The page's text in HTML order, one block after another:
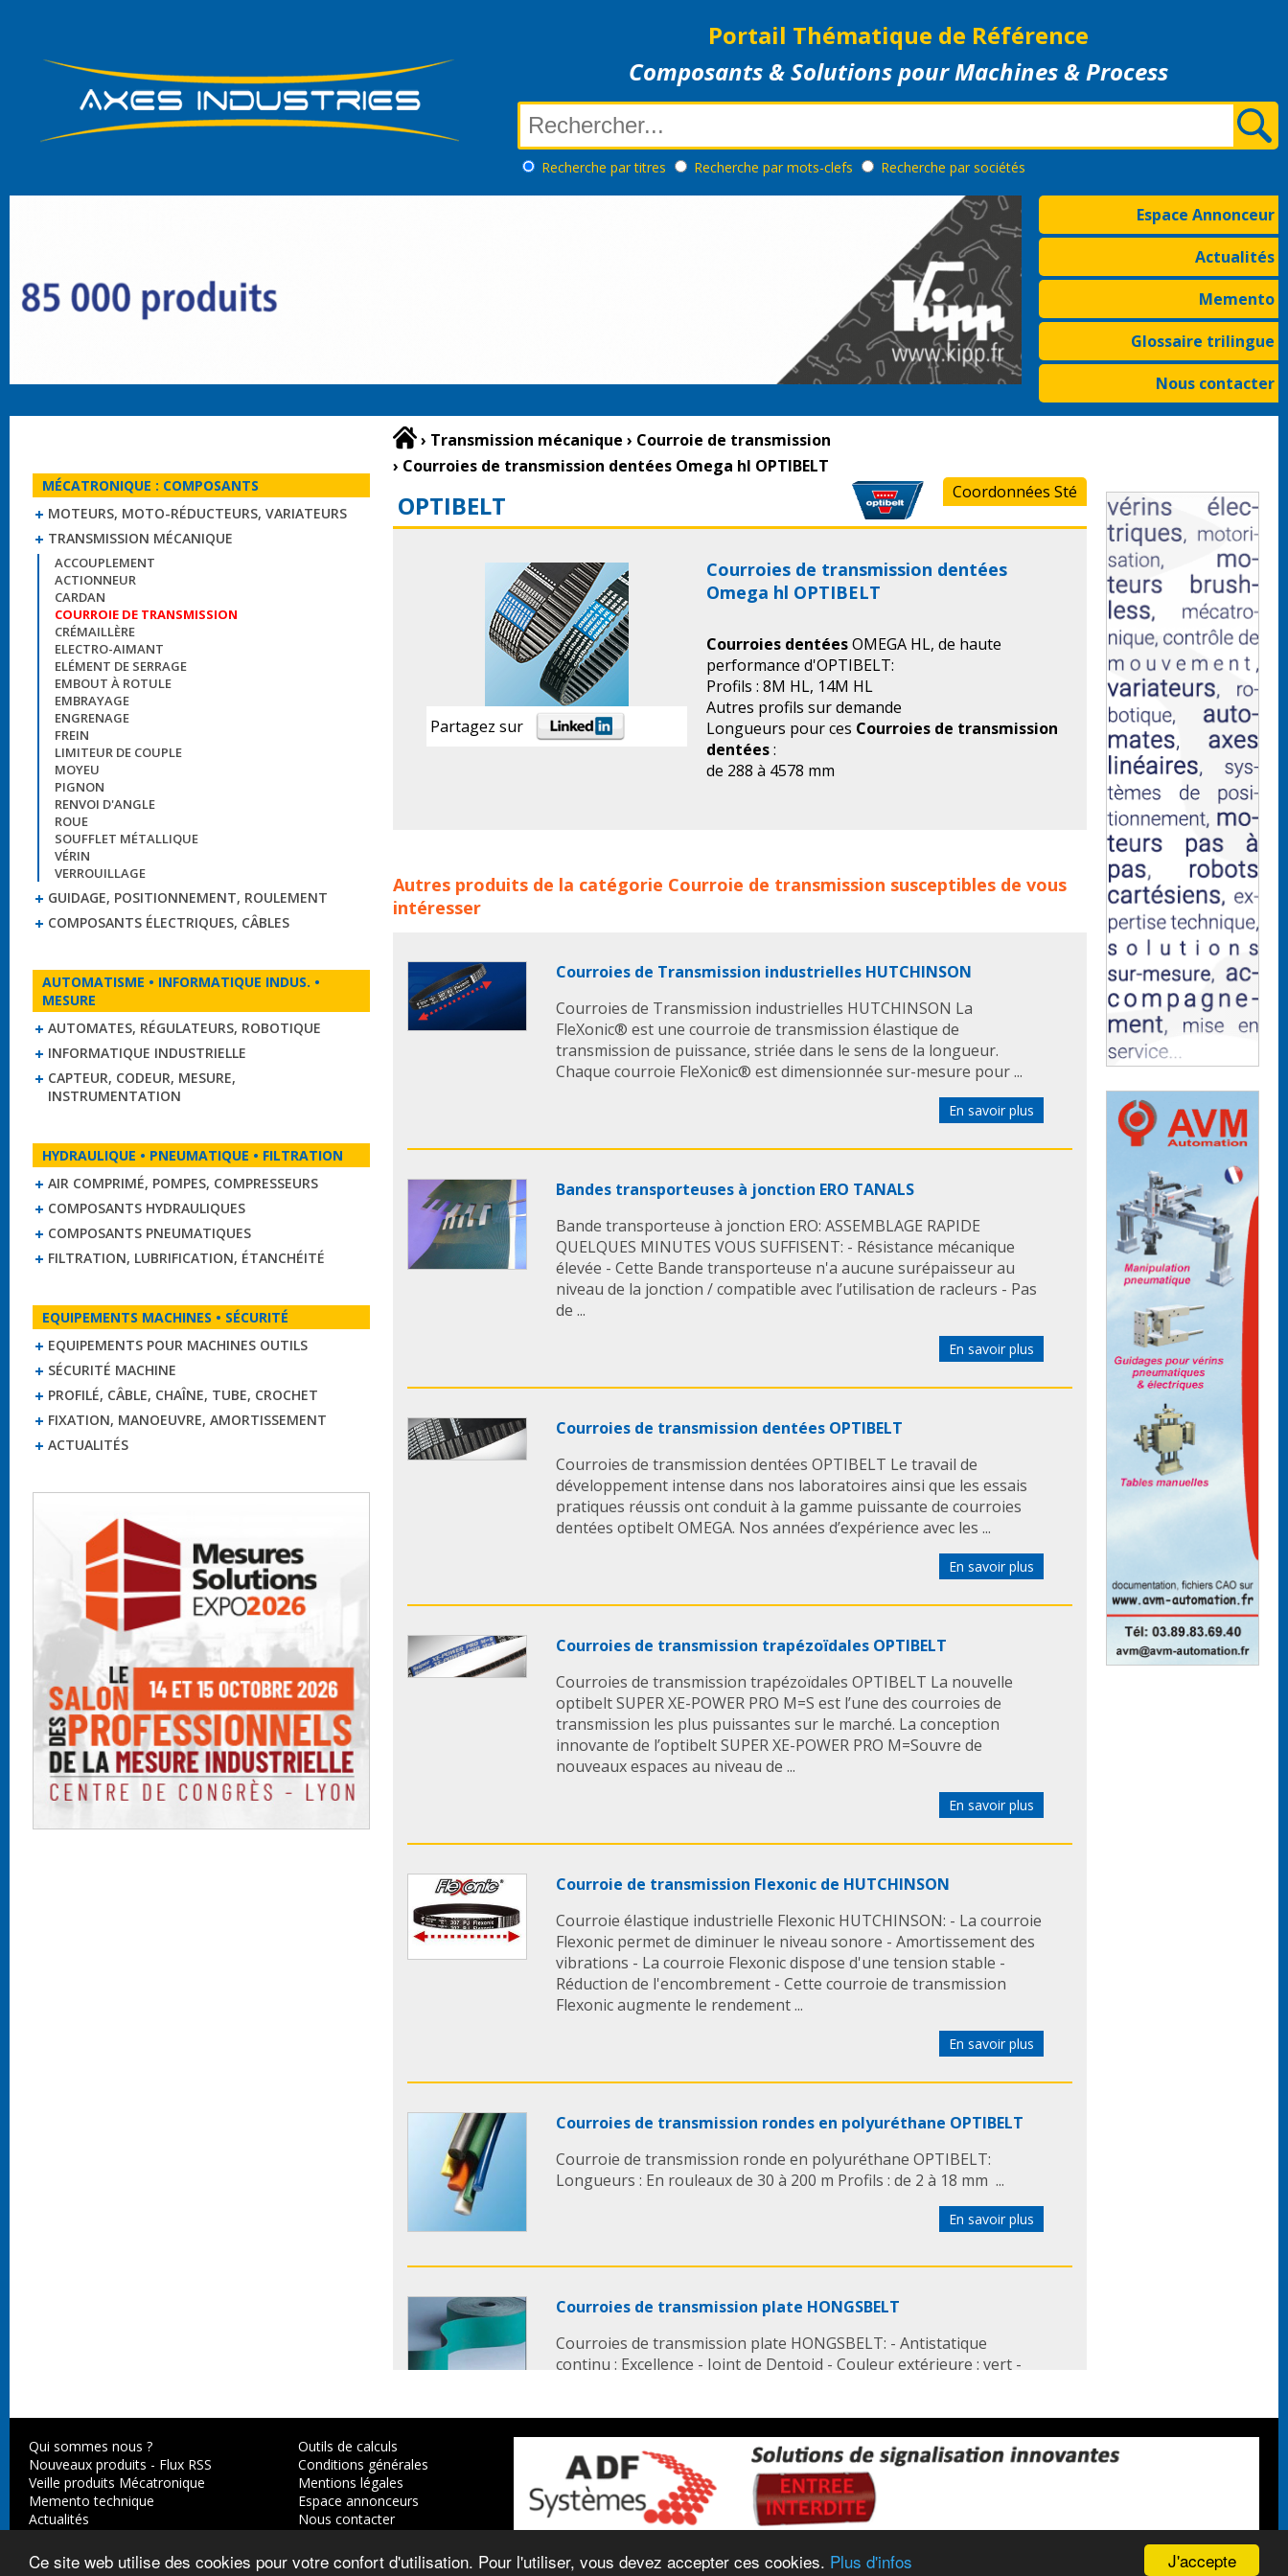
J'accepte
Ce site web utilise des cookies pour votre confort d'utilisation. Pour l'utiliser, vous devez accepter ces cookies. Plus d'infos
Portail Thématique de Référence
Composants & Solutions pour Machines & Process
Recherche par titres Recherche par mots-clefs Recherche par sociétés
Espace Annonceur
Actualités
Memento
Glossaire trilingue
Nous contacter
MÉCATRONIQUE : COMPOSANTS
MOTEURS, MOTO-RÉDUCTEURS, VARIATEURS
TRANSMISSION MÉCANIQUE
ACCOUPLEMENT
ACTIONNEUR
CARDAN
COURROIE DE TRANSMISSION
CRÉMAILLÈRE
ELECTRO-AIMANT
ELÉMENT DE SERRAGE
EMBOUT À ROTULE
EMBRAYAGE
ENGRENAGE
FREIN
LIMITEUR DE COUPLE
MOYEU
PIGNON
RENVOI D'ANGLE
ROUE
SOUFFLET MÉTALLIQUE
VÉRIN
VERROUILLAGE
GUIDAGE, POSITIONNEMENT, ROULEMENT
COMPOSANTS ÉLECTRIQUES, CÂBLES
AUTOMATISME • INFORMATIQUE INDUS. •
MESURE
AUTOMATES, RÉGULATEURS, ROBOTIQUE
INFORMATIQUE INDUSTRIELLE
CAPTEUR, CODEUR, MESURE,
INSTRUMENTATION
HYDRAULIQUE • PNEUMATIQUE • FILTRATION
AIR COMPRIMÉ, POMPES, COMPRESSEURS
COMPOSANTS HYDRAULIQUES
COMPOSANTS PNEUMATIQUES
FILTRATION, LUBRIFICATION, ÉTANCHÉITÉ
EQUIPEMENTS MACHINES • SÉCURITÉ
EQUIPEMENTS POUR MACHINES OUTILS
SÉCURITÉ MACHINE
PROFILÉ, CÂBLE, CHAÎNE, TUBE, CROCHET
FIXATION, MANOEUVRE, AMORTISSEMENT
ACTUALITÉS
› Transmission mécanique › Courroie de transmission
› Courroies de transmission dentées Omega hl OPTIBELT
OPTIBELT Coordonnées Sté
Partagez sur
Courroies de transmission dentées
Omega hl OPTIBELT
Courroies dentéesOMEGA HL, de haute
performance d'OPTIBELT:
Profils : 8M HL, 14M HL
Autres profils sur demande
Longueurs pour ces Courroies de transmission
dentées:
de 288 à 4578 mm
OPTIBELT courroiecourroie industrielcourroie industrielle courroies industrielles courroie
de transmission
Autres produits de la catégorie Courroie de transmission susceptibles de vous
intéresser
Courroies de Transmission industrielles HUTCHINSON
Courroies de Transmission industrielles HUTCHINSON La
FleXonic ® est une courroie de transmission élastique de
transmission de puissance, striée dans le sens de la longueur.
Chaque courroie FleXonic ® est dimensionnée sur-mesure pour ...
En savoir plus
Bandes transporteuses à jonction ERO TANALS
Bande transporteuse à jonction ERO: ASSEMBLAGE RAPIDE
QUELQUES MINUTES VOUS SUFFISENT: - Résistance mécanique
élevée - Cette Bande transporteuse n'a aucune surépaisseur au
niveau de la jonction / compatible avec l’utilisation de racleurs - Pas
de ...
En savoir plus
Courroies de transmission dentées OPTIBELT
Courroies de transmission dentées OPTIBELT Le travail de
développement intense dans nos laboratoires ainsi que les essais
pratiques réussis ont conduit à la gamme puissante de courroies
dentées optibelt OMEGA. Nos années d’expérience avec les ...
En savoir plus
Courroies de transmission trapézoïdales OPTIBELT
Courroies de transmission trapézoïdales OPTIBELT La nouvelle
optibelt SUPER XE-POWER PRO M=S est l’une des courroies de
transmission les plus puissantes sur le marché. La conception
innovante de l’optibelt SUPER XE-POWER PRO M=Souvre de
nouveaux espaces au niveau de ...
En savoir plus
Courroie de transmission Flexonic de HUTCHINSON
Courroie élastique industrielle Flexonic HUTCHINSON: - La courroie
Flexonic permet de diminuer le niveau sonore - Amortissement des
vibrations - La courroie Flexonic dispose d'une tension stable -
Réduction de l'encombrement - Cette courroie de transmission
Flexonic augmente le rendement ...
En savoir plus
Courroies de transmission rondes en polyuréthane OPTIBELT
Courroie de transmission ronde en polyuréthane OPTIBELT:
Longueurs : En rouleaux de 30 à 200 m Profils : de 2 à 18 mm ...
En savoir plus
Courroies de transmission plate HONGSBELT
Courroies de transmission plate HONGSBELT: - Antistatique
continu : Excellence - Joint de Dentoid - Couleur extérieure : vert -
En savoir plus
Qui sommes nous ?
Nouveaux produits - Flux RSS
Veille produits Mécatronique
Memento technique
Actualités
Outils de calculs
Conditions générales
Mentions légales
Espace annonceurs
Nous contacter
© 2003-2026, Axes Industries.